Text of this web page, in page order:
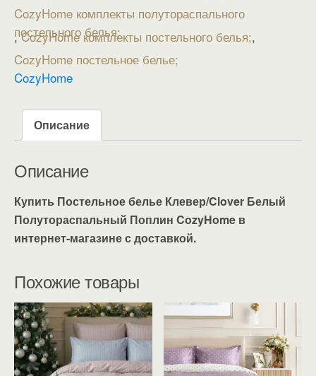
CozyHome комплекты полутораспального
постельного белья
,CozyHome комплекты постельного белья ,
CozyHome постельное белье
CozyHome
Описание
Описание
Купить Постельное белье Клевер/Clover Белый
Полутораспальный Поплин CozyHome в
интернет-магазине с доставкой.
Похожие товары